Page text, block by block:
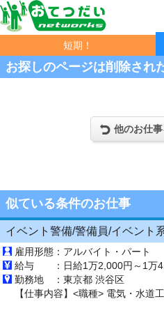
短期！
お探しのページは削除され
他のお仕
似ている条件のお仕事
雇用形態： アルバイト・パート
給与 ： 日給1万2,000円～1万
勤務地 ： 東京都 渋谷区